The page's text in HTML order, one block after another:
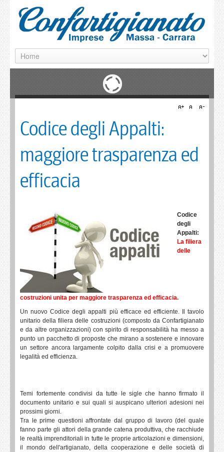
Codice degli Appalti:
maggiore trasparenza ed
efficacia
Codice
degli
Appalti:
La filiera
delle
costruzioni unita per maggiore trasparenza ed efficacia.
Un nuovo Codice degli appalti più efficace ed efficiente. Il tavolo
unitario della filiera delle costruzioni (composto da Confartigianato
e da altre organizzazioni) con spirito di responsabilità ha messo a
punto un pacchetto di proposte che mirano a sostenere e innovare
un settore ancora largamente colpito dalla crisi e a promuovere
legalità ed efficienza.
Temi fortemente condivisi da tutte le sigle che hanno firmato il
documento unitario e sui quali si auspicano ulteriori adesioni nei
prossimi giorni.
Tra le prime questioni affrontate dal gruppo di lavoro (del quale
fanno parte gli attori della grande catena produttiva, che racchiude
le realtà imprenditoriali in tutte le proprie articolazioni e dimensioni,
il mondo dell'artigianato, della cooperazione e delle società di